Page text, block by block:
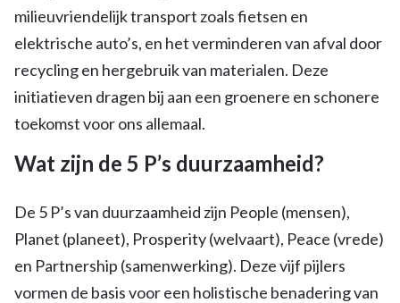
milieuvriendelijk transport zoals fietsen en
elektrische auto’s, en het verminderen van afval door
recycling en hergebruik van materialen. Deze
initiatieven dragen bij aan een groenere en schonere
toekomst voor ons allemaal.
Wat zijn de 5 P’s duurzaamheid?
De 5 P’s van duurzaamheid zijn People (mensen),
Planet (planeet), Prosperity (welvaart), Peace (vrede)
en Partnership (samenwerking). Deze vijf pijlers
vormen de basis voor een holistische benadering van